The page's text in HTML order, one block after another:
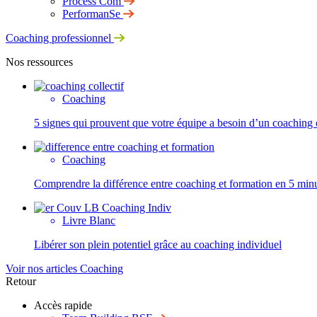
PerformanSe
Coaching professionnel
Nos ressources
Coaching
5 signes qui prouvent que votre équipe a besoin d’un
Coaching
Comprendre la différence entre coaching et formation en 5
Livre Blanc
Libérer son plein potentiel grâce au coaching individuel
Voir nos articles Coaching
Retour
Accès rapide